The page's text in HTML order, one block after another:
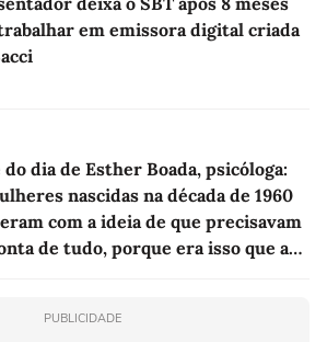
em emissora digital criada
do dia de Esther Boada, psicóloga:
nascidas na década de 1960
com a ideia de que precisavam
de tudo, porque era isso que a
PUBLICIDADE